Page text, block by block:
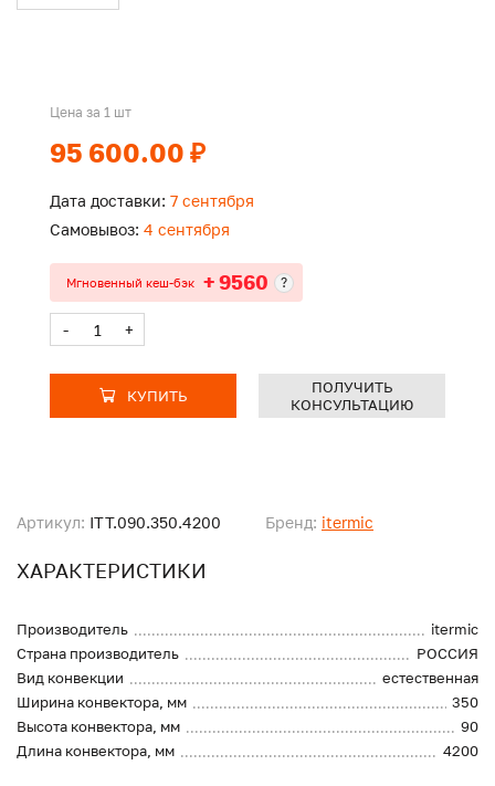
Артикул: ITT.090.350.4200 Бренд: itermic
ХАРАКТЕРИСТИКИ
Производитель
itermic
Страна производитель
РОССИЯ
Вид конвекции
естественная
Ширина конвектора, мм
350
Высота конвектора, мм
90
Длина конвектора, мм
4200
Цена за 1 шт
95 600.00 ₽
Дата доставки: 7 сентября
Самовывоз: 4 сентября
Мгновенный кеш-бэк + 9560 ?
- +
КУПИТЬ
ПОЛУЧИТЬ
КОНСУЛЬТАЦИЮ